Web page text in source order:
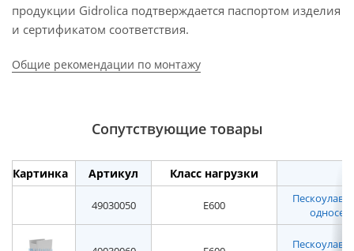
продукции Gidrolica подтверждается паспортом изделия
и сертификатом соответствия.
Общие рекомендации по монтажу
Сопутствующие товары
Картинка Артикул Класс нагрузки
49030050 E600